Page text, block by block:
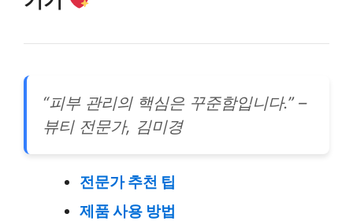
“피부 관리의 핵심은 꾸준함입니다.” –
뷰티 전문가, 김미경
전문가 추천 팁
제품 사용 방법